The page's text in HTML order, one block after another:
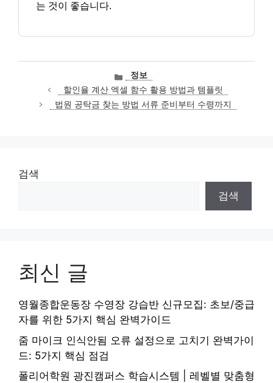
는 것이 좋습니다.
카
테
고
리
정보
할인율 계산 엑셀 함수 활용 방법과 템플릿
법원 공탁금 찾는 방법 서류 준비부터 수령까지
검색
검색
최신 글
영월종합운동장 수영장 강습반 신규모집: 초보/중급
자를 위한 5가지 핵심 완벽가이드
줌 마이크 인식안됨 오류 설정으로 고치기 완벽가이
드: 5가지 핵심 점검
폴리어학원 광진캠퍼스 학습시스템 | 레벨별 맞춤형